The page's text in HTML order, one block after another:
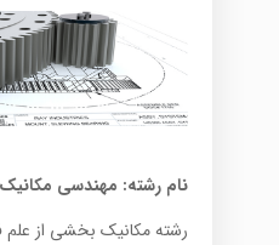
نام رشته: مهندسی مکانیک
رشته مکانیک بخشی از علم